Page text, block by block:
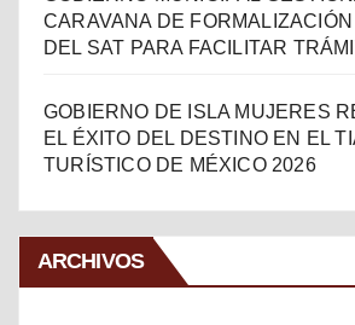
CARAVANA DE
DEL SAT PARA FACILITAR
GOBIERNO DE ISLA MUJERES
EL ÉXITO DEL DESTINO EN EL
TURÍSTICO DE MÉXICO 2026
ARCHIVOS